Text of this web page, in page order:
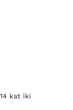
kat iki